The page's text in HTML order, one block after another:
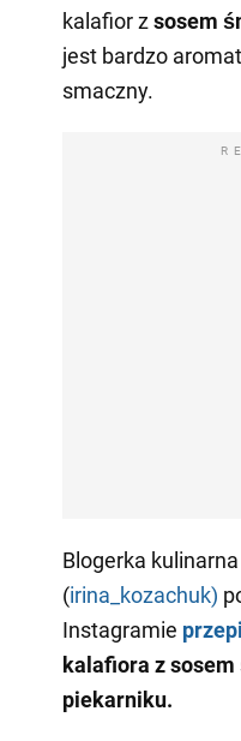
kalafior zsosem
jest bardzo
smaczny.
Blogerka
(irina_kozachuk)
Instagramie
kalafiora z
piekarniku.